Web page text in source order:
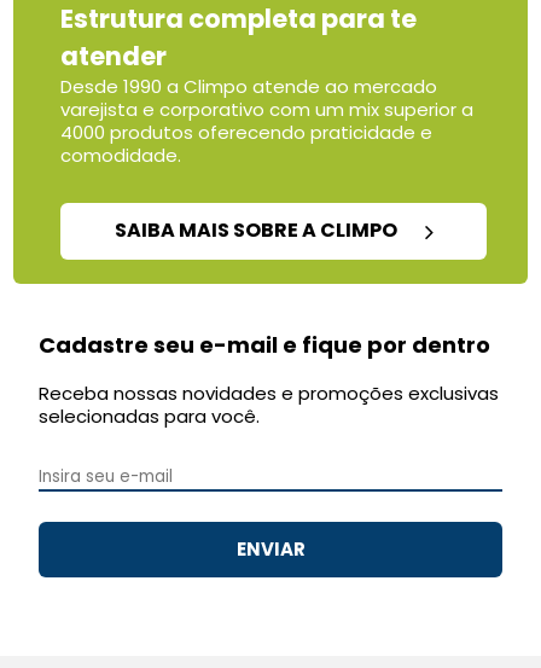
Estrutura completa para te
atender
Desde 1990 a Climpo atende ao mercado
varejista e corporativo com um mix superior a
4000 produtos oferecendo praticidade e
comodidade.
SAIBA MAIS SOBRE A CLIMPO
Cadastre seu e-mail e fique por dentro
Receba nossas novidades e promoções exclusivas
selecionadas para você.
ENVIAR